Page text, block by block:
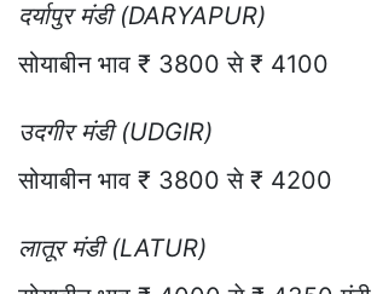
दर्यापुर मंडी (DARYAPUR)
सोयाबीन भाव ₹ 3800 से ₹ 4100
उदगीर मंडी (UDGIR)
सोयाबीन भाव ₹ 3800 से ₹ 4200
लातूर मंडी (LATUR)